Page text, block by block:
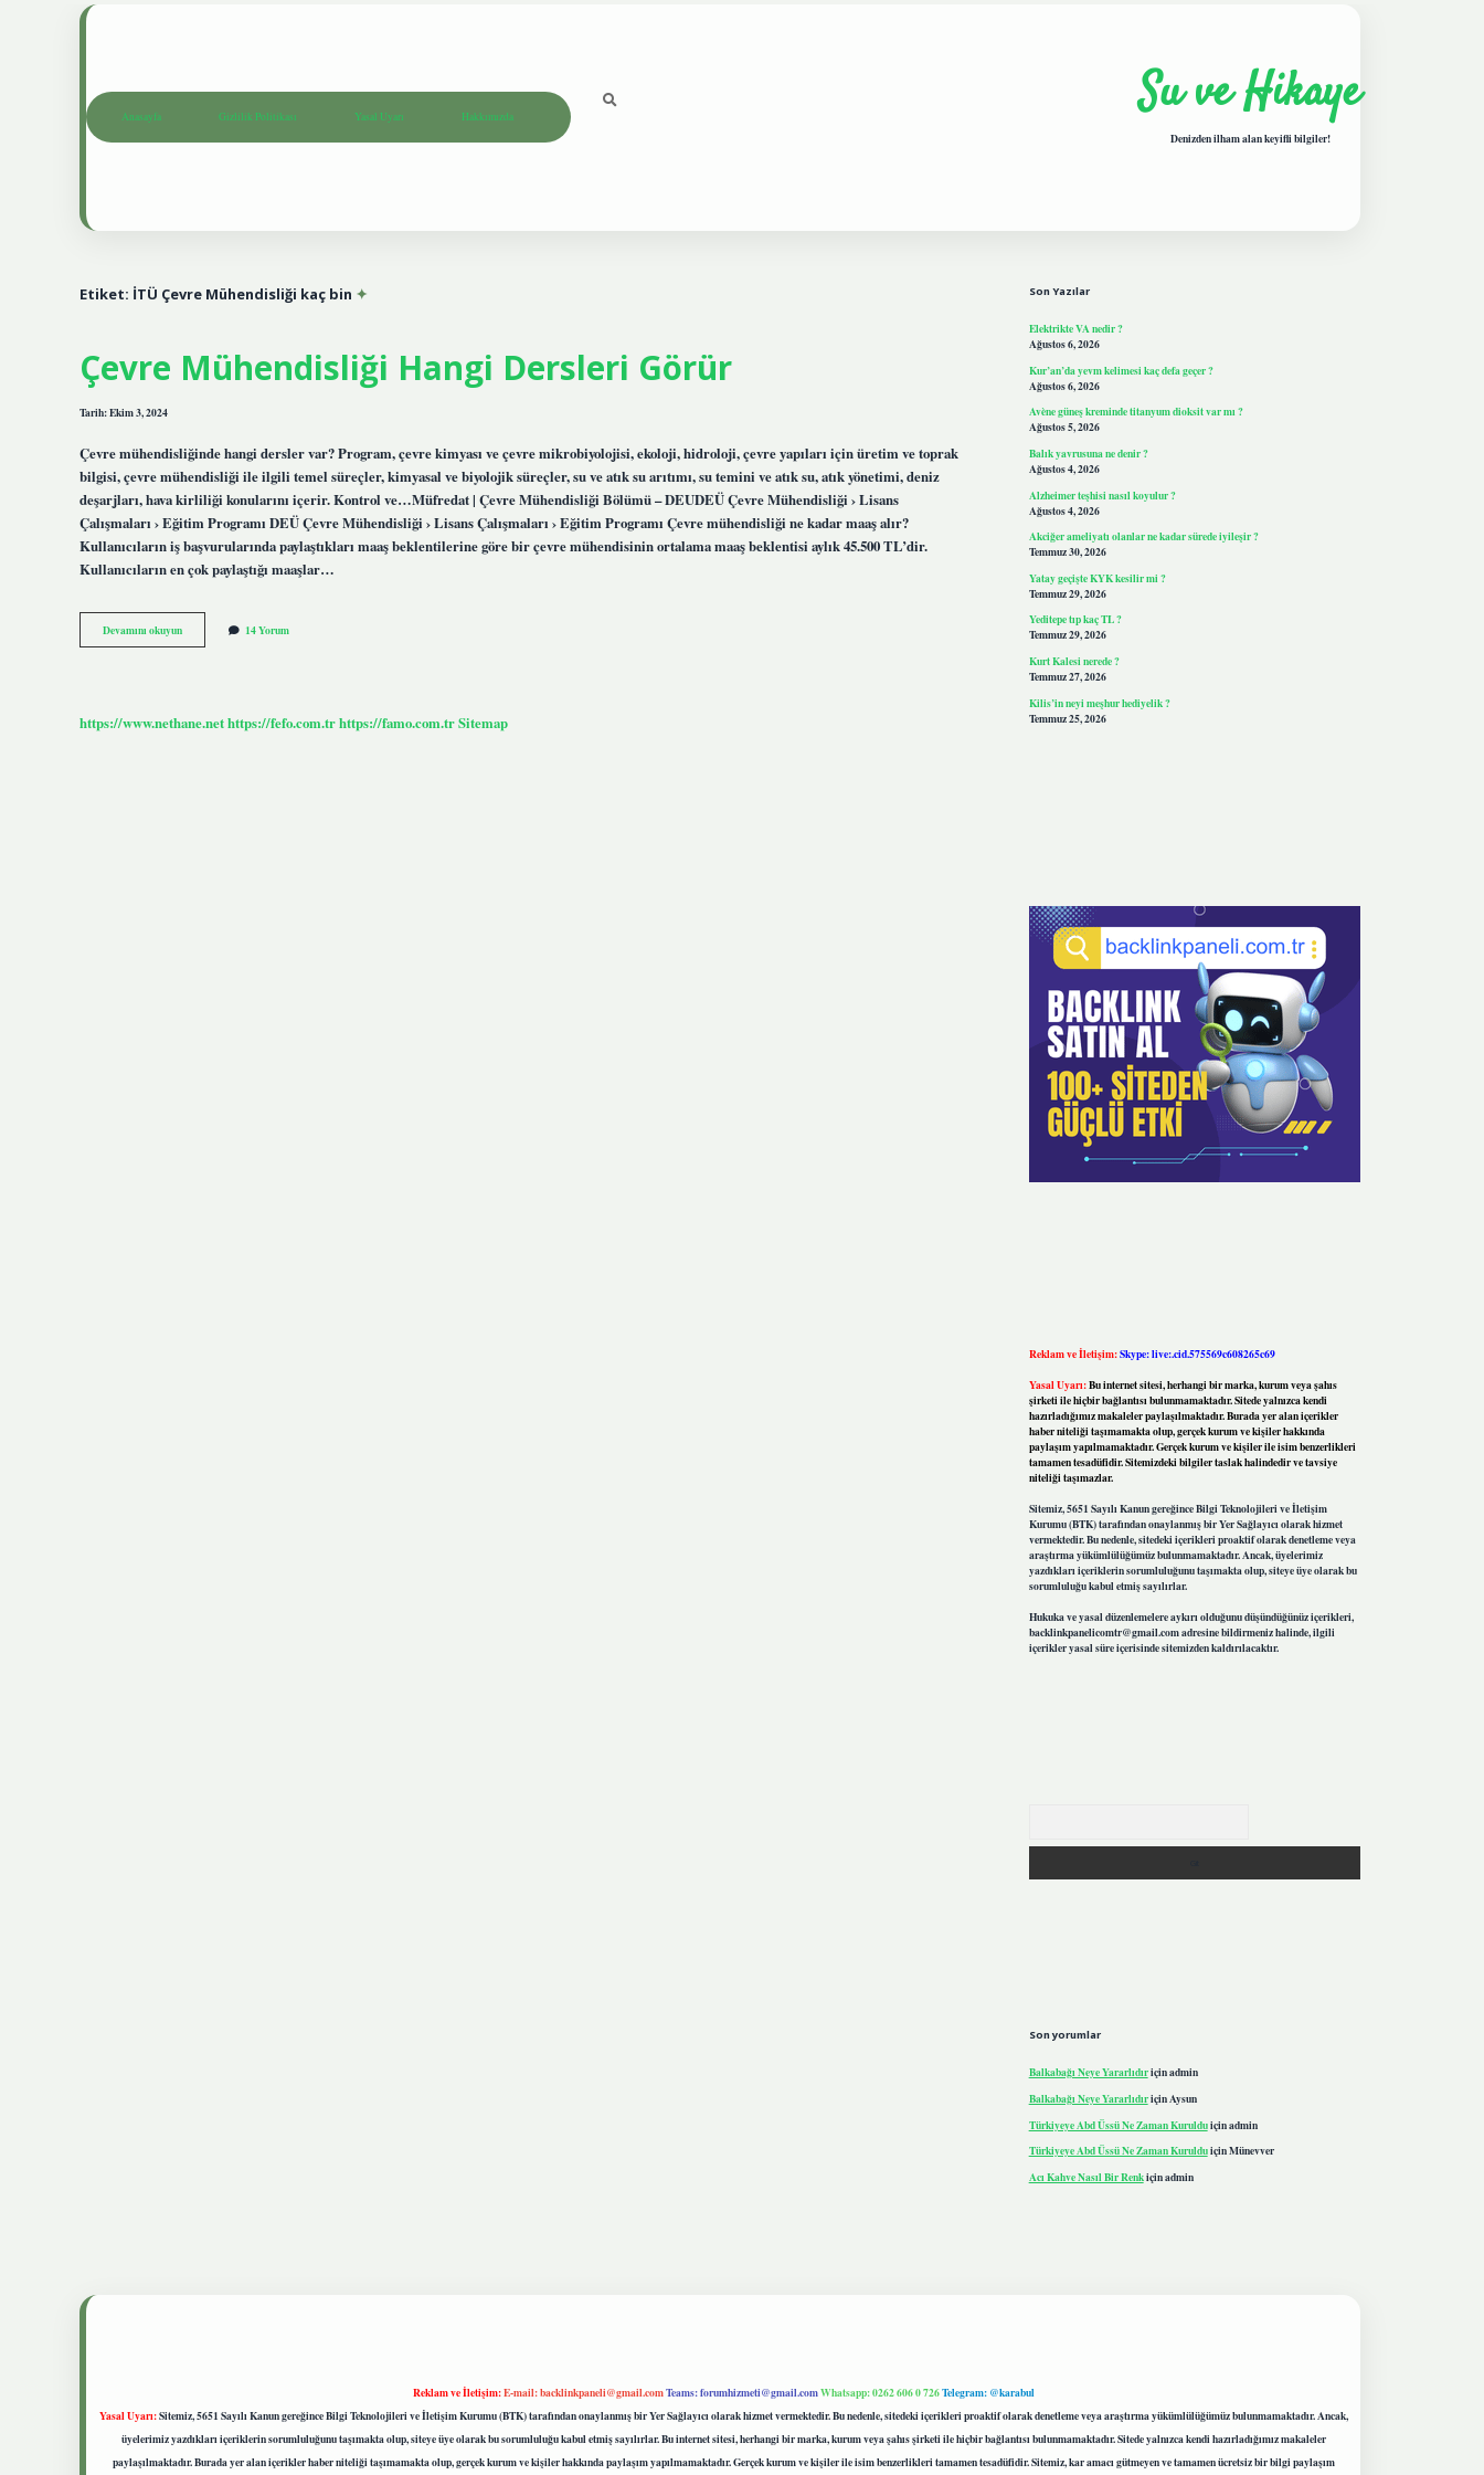
Anasayfa Gizlilik Politikası Yasal Uyarı Hakkımızda Su ve Hikaye
Denizden ilham alan keyifli bilgiler!
Etiket: İTÜ Çevre Mühendisliği kaç bin
Çevre Mühendisliği Hangi Dersleri Görür
Tarih: Ekim 3, 2024
Çevre mühendisliğinde hangi dersler var? Program, çevre kimyası ve çevre mikrobiyolojisi, ekoloji, hidroloji, çevre yapıları için üretim ve toprak
bilgisi, çevre mühendisliği ile ilgili temel süreçler, kimyasal ve biyolojik süreçler, su ve atık su arıtımı, su temini ve atık su, atık yönetimi, deniz
deşarjları, hava kirliliği konularını içerir. Kontrol ve…Müfredat | Çevre Mühendisliği Bölümü – DEUDEÜ Çevre Mühendisliği › Lisans
Çalışmaları › Eğitim Programı DEÜ Çevre Mühendisliği › Lisans Çalışmaları › Eğitim Programı Çevre mühendisliği ne kadar maaş alır?
Kullanıcıların iş başvurularında paylaştıkları maaş beklentilerine göre bir çevre mühendisinin ortalama maaş beklentisi aylık 45.500 TL’dir.
Kullanıcıların en çok paylaştığı maaşlar…
Devamını okuyunÇevre
Mühendisliği
14 Yorum
https://www.nethane.nethttps://fefo.com.trhttps://famo.com.trSitemap
Son Yazılar
Elektrikte VA nedir ?
Ağustos 6, 2026
Kur’an’da yevm kelimesi kaç defa geçer ?
Ağustos 6, 2026
Avène güneş kreminde titanyum dioksit var mı ?
Ağustos 5, 2026
Balık yavrusuna ne denir ?
Ağustos 4, 2026
Alzheimer teşhisi nasıl koyulur ?
Ağustos 4, 2026
Akciğer ameliyatı olanlar ne kadar sürede iyileşir ?
Temmuz 30, 2026
Yatay geçişte KYK kesilir mi ?
Temmuz 29, 2026
Yeditepe tıp kaç TL ?
Temmuz 29, 2026
Kurt Kalesi nerede ?
Temmuz 27, 2026
Kilis’in neyi meşhur hediyelik ?
Temmuz 25, 2026
Reklam ve İletişim:Skype: live:.cid.575569c608265c69
Yasal Uyarı:Bu internet sitesi, herhangi bir marka, kurum veya şahıs
şirketi ile hiçbir bağlantısı bulunmamaktadır. Sitede yalnızca kendi
hazırladığımız makaleler paylaşılmaktadır. Burada yer alan içerikler
haber niteliği taşımamakta olup, gerçek kurum ve kişiler hakkında
paylaşım yapılmamaktadır. Gerçek kurum ve kişiler ile isim benzerlikleri
tamamen tesadüfidir. Sitemizdeki bilgiler taslak halindedir ve tavsiye
niteliği taşımazlar.
Sitemiz, 5651 Sayılı Kanun gereğince Bilgi Teknolojileri ve İletişim
Kurumu (BTK) tarafından onaylanmış bir Yer Sağlayıcı olarak hizmet
vermektedir. Bu nedenle, sitedeki içerikleri proaktif olarak denetleme veya
araştırma yükümlülüğümüz bulunmamaktadır. Ancak, üyelerimiz
yazdıkları içeriklerin sorumluluğunu taşımakta olup, siteye üye olarak bu
sorumluluğu kabul etmiş sayılırlar.
Hukuka ve yasal düzenlemelere aykırı olduğunu düşündüğünüz içerikleri,
backlinkpanelicomtr@gmail.comadresine bildirmeniz halinde, ilgili
içerikler yasal süre içerisinde sitemizden kaldırılacaktır.
Son yorumlar
Balkabağı Neye Yararlıdıriçinadmin
Balkabağı Neye YararlıdıriçinAysun
Türkiyeye Abd Üssü Ne Zaman Kurulduiçinadmin
Türkiyeye Abd Üssü Ne Zaman KurulduiçinMünevver
Acı Kahve Nasıl Bir Renkiçinadmin
Reklam ve İletişim:E-mail:backlinkpaneli@gmail.comTeams:forumhizmeti@gmail.comWhatsapp: 0262 606 0 726Telegram: @karabul
Yasal Uyarı:Sitemiz, 5651 Sayılı Kanun gereğince Bilgi Teknolojileri ve İletişim Kurumu (BTK) tarafından onaylanmış bir Yer Sağlayıcı olarak hizmet vermektedir. Bu nedenle, sitedeki içerikleri proaktif olarak denetleme veya araştırma yükümlülüğümüz bulunmamaktadır. Ancak,
üyelerimiz yazdıkları içeriklerin sorumluluğunu taşımakta olup, siteye üye olarak bu sorumluluğu kabul etmiş sayılırlar. Bu internet sitesi, herhangi bir marka, kurum veya şahıs şirketi ile hiçbir bağlantısı bulunmamaktadır. Sitede yalnızca kendi hazırladığımız makaleler
paylaşılmaktadır. Burada yer alan içerikler haber niteliği taşımamakta olup, gerçek kurum ve kişiler hakkında paylaşım yapılmamaktadır. Gerçek kurum ve kişiler ile isim benzerlikleri tamamen tesadüfidir. Sitemiz, kar amacı gütmeyen ve tamamen ücretsiz bir bilgi paylaşım